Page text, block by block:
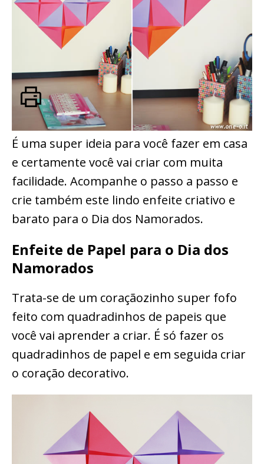
É uma super ideia para você fazer em casa
e certamente você vai criar com muita
facilidade. Acompanhe o passo a passo e
crie também este lindo enfeite criativo e
barato para o Dia dos Namorados.
Enfeite de Papel para o Dia dos
Namorados
Trata-se de um coraçãozinho super fofo
feito com quadradinhos de papeis que
você vai aprender a criar. É só fazer os
quadradinhos de papel e em seguida criar
o coração decorativo.